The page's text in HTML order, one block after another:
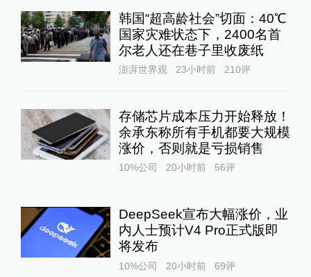
韩国“超高龄社会”切面：40℃
国家灾难状态下，2400名首
尔老人还在巷子里收废纸
澎湃世界观 23小时前 210评
存储芯片成本压力开始释放！
余承东称所有手机都要大规模
涨价，否则就是亏损销售
10%公司 20小时前 56评
DeepSeek宣布大幅涨价，业
内人士预计V4 Pro正式版即
将发布
10%公司 20小时前 69评